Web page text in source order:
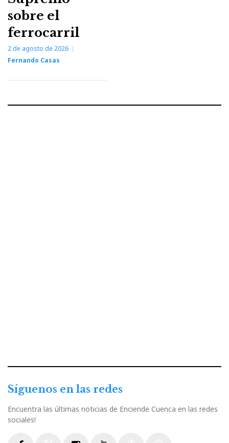
sobre el
ferrocarril
2 de agosto de 2026
Fernando Casas
Síguenos en las redes
Encuentra las últimas noticias de Enciende Cuenca en las redes
sociales!